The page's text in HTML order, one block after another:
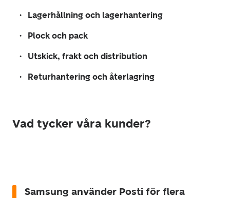
Lagerhållning och lagerhantering
Plock och pack
Utskick, frakt och distribution
Returhantering och återlagring
Vad tycker våra kunder?
Samsung använder Posti för flera